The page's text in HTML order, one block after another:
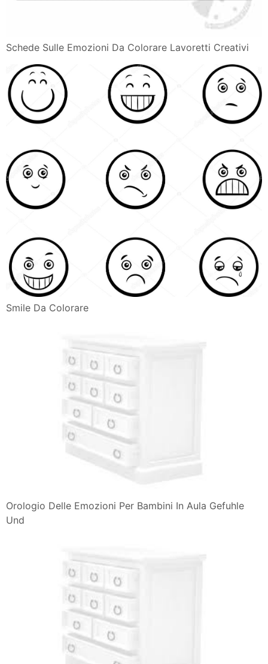
Schede Sulle Emozioni Da Colorare Lavoretti Creativi
Smile Da Colorare
Orologio Delle Emozioni Per Bambini In Aula Gefuhle
Und